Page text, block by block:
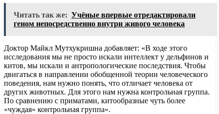
Читать так же: Учёные впервые отредактировали
геном непосредственно внутри живого человека
Доктор Майкл Мутхукришна добавляет: «В ходе этого
исследования мы не просто искали интеллект у дельфинов и
китов, мы искали и антропологические последствия. Чтобы
двигаться в направлении обобщенной теории человеческого
поведения, нам нужно понять, что отличает человека от
других животных. Для этого нам нужна контрольная группа.
По сравнению с приматами, китообразные чуть более
«чуждая» контрольная группа».